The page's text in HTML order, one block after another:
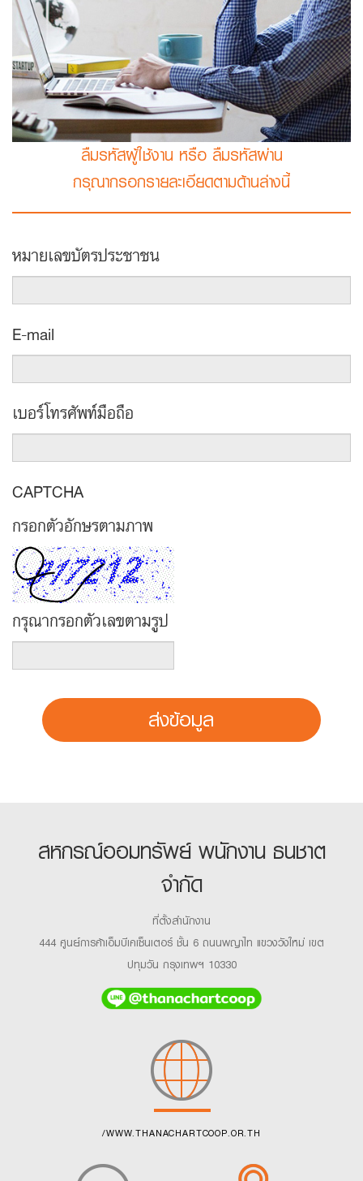
ลืมรหัสผู้ใช้งาน หรือ ลืมรหัสผ่าน
กรุณากรอกรายละเอียดตามด้านล่างนี้
หมายเลขบัตรประชาชน
E-mail
เบอร์โทรศัพท์มือถือ
CAPTCHA
กรอกตัวอักษรตามภาพ
กรุณากรอกตัวเลขตามรูป
ส่งข้อมูล
สหกรณ์ออมทรัพย์ พนักงาน ธนชาต
จำกัด
ที่ตั้งสำนักงาน
444 ศูนย์การค้าเอ็มบีเคเซ็นเตอร์ ชั้น 6 ถนนพญาไท แขวงวังใหม่ เขต
ปทุมวัน กรุงเทพฯ 10330
/WWW.THANACHARTCOOP.OR.TH